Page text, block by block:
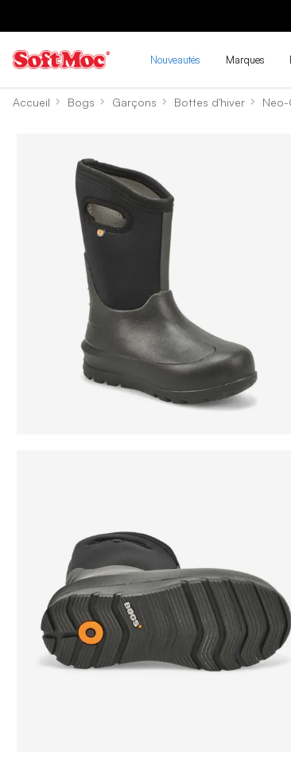
Nouveautés Marques
Accueil Bogs Garçons Bottes d'hiver